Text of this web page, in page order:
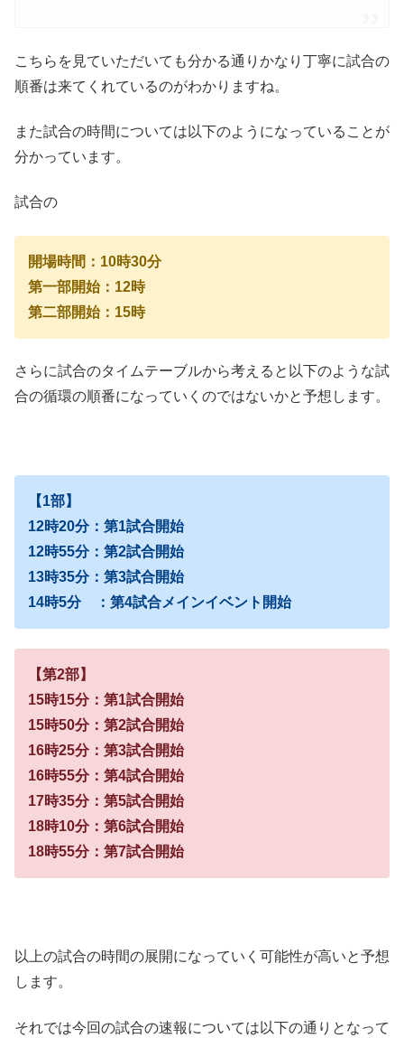
こちらを見ていただいても分かる通りかなり丁寧に試合の
順番は来てくれているのがわかりますね。
また試合の時間については以下のようになっていることが
分かっています。
試合の
開場時間：10時30分
第一部開始：12時
第二部開始：15時
さらに試合のタイムテーブルから考えると以下のような試
合の循環の順番になっていくのではないかと予想します。
【1部】
12時20分：第1試合開始
12時55分：第2試合開始
13時35分：第3試合開始
14時5分 ：第4試合メインイベント開始
【第2部】
15時15分：第1試合開始
15時50分：第2試合開始
16時25分：第3試合開始
16時55分：第4試合開始
17時35分：第5試合開始
18時10分：第6試合開始
18時55分：第7試合開始
以上の試合の時間の展開になっていく可能性が高いと予想
します。
それでは今回の試合の速報については以下の通りとなって